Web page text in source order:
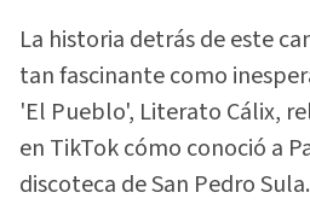
La historia detrás de este
tan fascinante como
'El Pueblo', Literato Cálix,
en TikTok cómo conoció a
discoteca de San Pedro Sula.